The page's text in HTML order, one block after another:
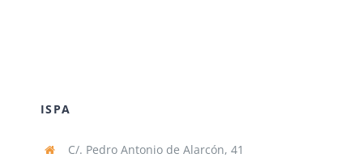
ISPA
C/. Pedro Antonio de Alarcón, 41